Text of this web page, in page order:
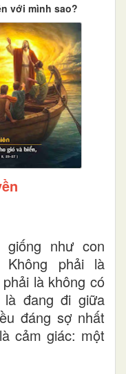
với mình sao?
như con
Không phải là
là không có
là đang đi giữa
đáng sợ nhất
cảm giác: một